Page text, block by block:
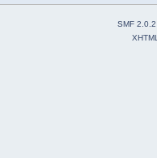
SMF 2.0.2